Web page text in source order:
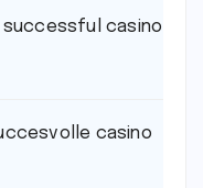
casino
casino